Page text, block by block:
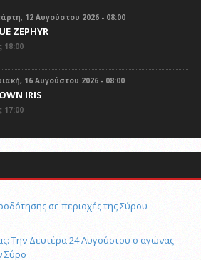
12 Αυγούστου 2026 - 08:00
ZEPHYR
18:00
16 Αυγούστου 2026 - 08:00
IRIS
17:00
σε περιοχές της Σύρου
Την Δευτέρα 24 Αυγούστου ο αγώνας
Σύρο